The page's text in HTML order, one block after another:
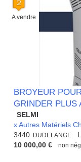
A vendre
BROYEUR
GRINDER PLUS
SELMI
x Autres Matériels
3440 DUDELANGE
10 000,00 €
non